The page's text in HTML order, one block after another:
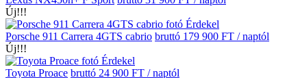
Új!!!
Érdekel
Porsche 911 Carrera 4GTS cabrio bruttó 179 900 FT / naptól
Új!!!
Érdekel
Toyota Proace bruttó 24 900 FT / naptól